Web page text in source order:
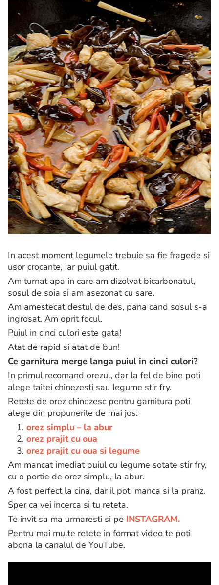
In acest moment legumele trebuie sa fie fragede si
usor crocante, iar puiul gatit.
Am turnat apa in care am dizolvat bicarbonatul,
sosul de soia si am asezonat cu sare.
Am amestecat destul de des, pana cand sosul s-a
ingrosat. Am oprit focul.
Puiul in cinci culori este gata!
Atat de rapid si atat de bun!
Ce garnitura merge langa puiul in cinci culori?
In primul recomand orezul, dar la fel de bine poti
alege taitei chinezesti sau legume stir fry.
Retete de orez chinezesc pentru garnitura poti
alege din propunerile de mai jos:
1. orez simplu – la abur
2. orez prajit cu oua
3. orez prajit cu oua si legume
Am mancat imediat puiul cu legume sotate stir fry,
cu o portie de orez simplu, la abur.
A fost perfect la cina, dar il poti manca si la pranz.
Sper ca vei incerca si tu reteta.
Te invit sa ma urmaresti si pe INSTAGRAM.
Pentru mai multe retete in format video te poti
abona la canalul de YouTube.